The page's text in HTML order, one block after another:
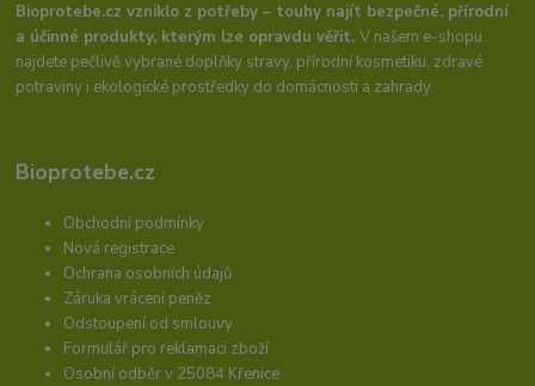
Bioprotebe.cz vzniklo z potřeby – touhy najít bezpečné, přírodní
a účinné produkty, kterým lze opravdu věřit.V našem e-shopu
najdete pečlivě vybrané doplňky stravy, přírodní kosmetiku, zdravé
potraviny i ekologické prostředky do domácnosti a zahrady.
Bioprotebe.cz
Obchodní podmínky
Nová registrace
Ochrana osobních údajů
Záruka vrácení peněz
Odstoupení od smlouvy
Formulář pro reklamaci zboží
Osobní odběr v 25084 Křenice